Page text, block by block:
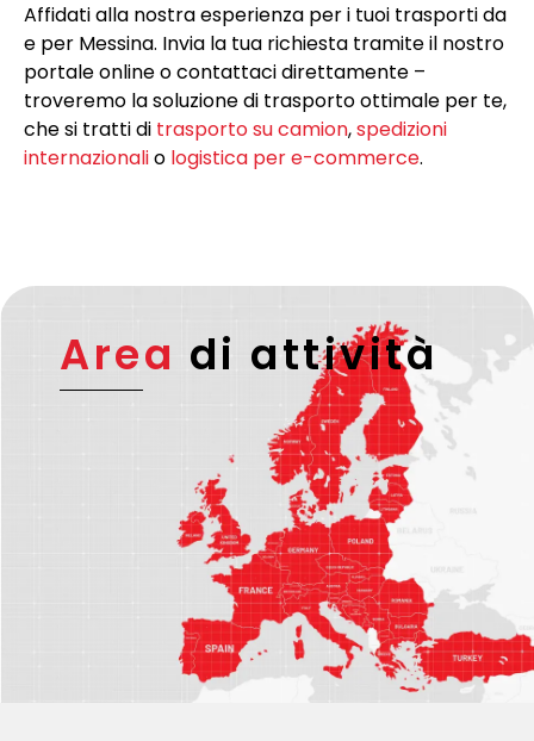
Affidati alla nostra esperienza per i tuoi trasporti da
e per Messina. Invia la tua richiesta tramite il nostro
portale online o contattaci direttamente –
troveremo la soluzione di trasporto ottimale per te,
che si tratti di trasporto su camion,spedizioni
internazionalio logistica per e-commerce.
Area di attività